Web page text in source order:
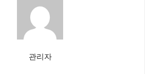
관리자